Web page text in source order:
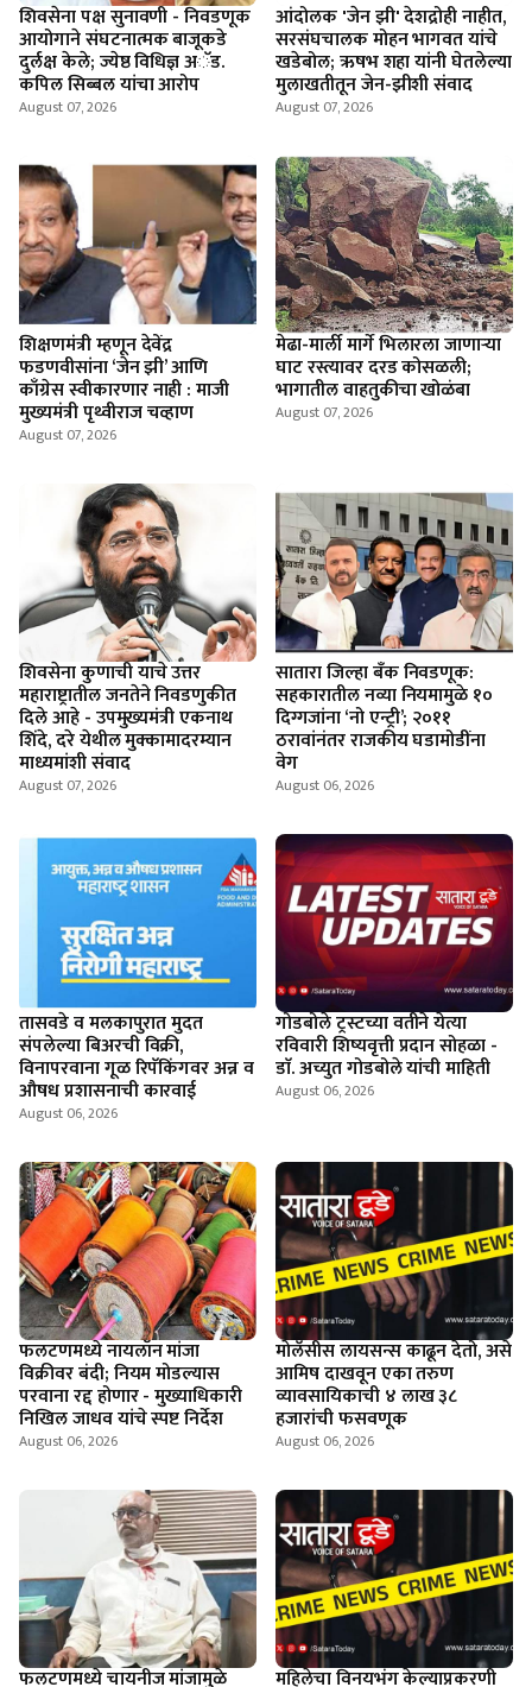
शिवसेना पक्ष सुनावणी - निवडणूक
आयोगाने संघटनात्मक बाजूकडे
दुर्लक्ष केले; ज्येष्ठ विधिज्ञ अॅड.
कपिल सिब्बल यांचा आरोप
August 07, 2026
आंदोलक 'जेन झी' देशद्रोही नाहीत,
सरसंघचालक मोहन भागवत यांचे
खडेबोल; ऋषभ शहा यांनी घेतलेल्या
मुलाखतीतून जेन-झीशी संवाद
August 07, 2026
शिक्षणमंत्री म्हणून देवेंद्र
फडणवीसांना ‘जेन झी’ आणि
काँग्रेस स्वीकारणार नाही : माजी
मुख्यमंत्री पृथ्वीराज चव्हाण
August 07, 2026
मेढा-मार्ली मार्गे भिलारला जाणाऱ्या
घाट रस्त्यावर दरड कोसळली;
भागातील वाहतुकीचा खोळंबा
August 07, 2026
शिवसेना कुणाची याचे उत्तर
महाराष्ट्रातील जनतेने निवडणुकीत
दिले आहे - उपमुख्यमंत्री एकनाथ
शिंदे, दरे येथील मुक्कामादरम्यान
माध्यमांशी संवाद
August 07, 2026
सातारा जिल्हा बँक निवडणूक:
सहकारातील नव्या नियमामुळे १०
दिग्गजांना ‘नो एन्ट्री’; २०११
ठरावांनंतर राजकीय घडामोडींना
वेग
August 06, 2026
तासवडे व मलकापुरात मुदत
संपलेल्या बिअरची विक्री,
विनापरवाना गूळ रिपॅकिंगवर अन्न व
औषध प्रशासनाची कारवाई
August 06, 2026
गोडबोले ट्रस्टच्या वतीने येत्या
रविवारी शिष्यवृत्ती प्रदान सोहळा -
डाॅ. अच्युत गोडबोले यांची माहिती
August 06, 2026
फलटणमध्ये नायलॉन मांजा
विक्रीवर बंदी; नियम मोडल्यास
परवाना रद्द होणार - मुख्याधिकारी
निखिल जाधव यांचे स्पष्ट निर्देश
August 06, 2026
माेलॅसीस लायसन्स काढून देतो, असे
आमिष दाखवून एका तरुण
व्यावसायिकाची ४ लाख ३८
हजारांची फसवणूक
August 06, 2026
फलटणमध्ये चायनीज मांजामुळे महिलेचा विनयभंग केल्याप्रकरणी